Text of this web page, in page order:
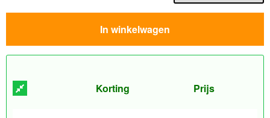
In winkelwagen
Korting Prijs